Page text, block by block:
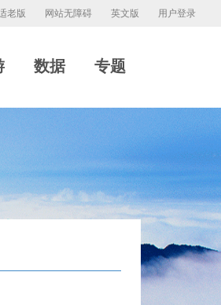
用户登录
英文版
网站无障碍
老版
数据 专题